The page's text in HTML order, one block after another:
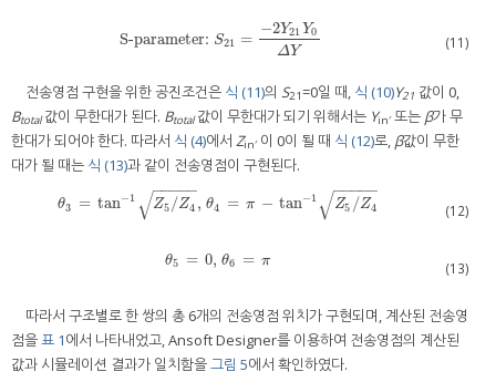
S-parameter: S21 =
−2Y21 Y0
ΔY
S-parameter: S21 =−2 Y21Y0ΔY (11)
전송영점 구현을 위한 공진조건은 식 (11)의 S21=0일 때, 식 (10)Y21 값이 0,
Btotal값이 무한대가 된다. Btotal값이 무한대가 되기 위해서는 Yin′또는 β가 무
한대가 되어야 한다. 따라서 식 (4)에서 Zin′이 0이 될 때 식 (12)로, β값이 무한
대가 될 때는 식 (13)과 같이 전송영점이 구현된다.
θ3 = tan−1 Z5 /Z4
− −
−−−
√ , θ4 = π − tan−1 Z5 /Z4
− −
−−−
√
θ3=tan−1Z5/Z 4 ,θ =π− tan−1Z5/Z4 (12)
θ5 = 0, θ6 = π
θ 5= 0, θ6 =π (13)
따라서 구조별로 한 쌍의 총 6개의 전송영점 위치가 구현되며, 계산된 전송영
점을표 1에서 나타내었고, Ansoft Designer를 이용하여 전송영점의 계산된
값과 시뮬레이션 결과가 일치함을그림 5에서 확인하였다.